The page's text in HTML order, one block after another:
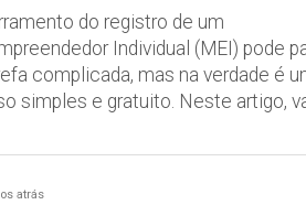
do registro de um
Individual (MEI) pode
complicada, mas na verdade é
simples e gratuito. Neste artigo,
atrás